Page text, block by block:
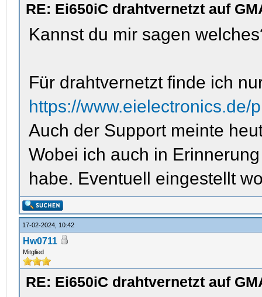
RE: Ei650iC drahtvernetzt auf
Kannst du mir sagen
Für drahtvernetzt finde ich
https://www.eielectronics.de/
Auch der Support meinte
Wobei ich auch in
habe. Eventuell eingestellt
17-02-2024, 10:42
Hw0711
Mitglied
RE: Ei650iC drahtvernetzt auf